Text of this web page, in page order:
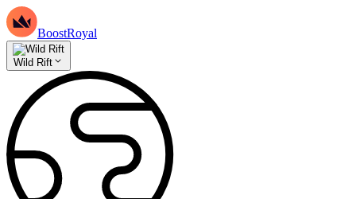
BoostRoyal
Wild Rift